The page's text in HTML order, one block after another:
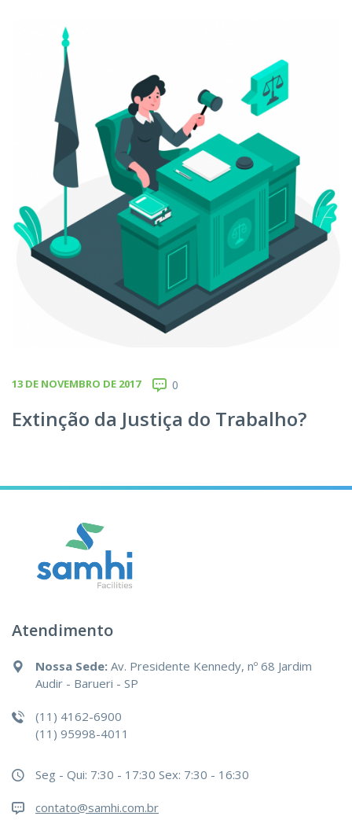
13 DE NOVEMBRO DE 2017 0
Extinção da Justiça do Trabalho?
Atendimento
Nossa Sede: Av. Presidente Kennedy, nº 68 Jardim
Audir - Barueri - SP
(11) 4162-6900
(11) 95998-4011
Seg - Qui: 7:30 - 17:30 Sex: 7:30 - 16:30
contato@samhi.com.br